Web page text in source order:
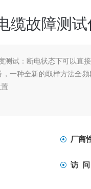
缆故障测试
测试：断电状态下可以直
一种全新的取样方法全
厂商
访 问